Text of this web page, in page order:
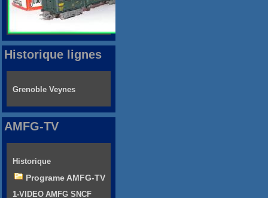
Historique lignes
Grenoble Veynes
AMFG-TV
Historique
Programe AMFG-TV
1-VIDEO AMFG SNCF